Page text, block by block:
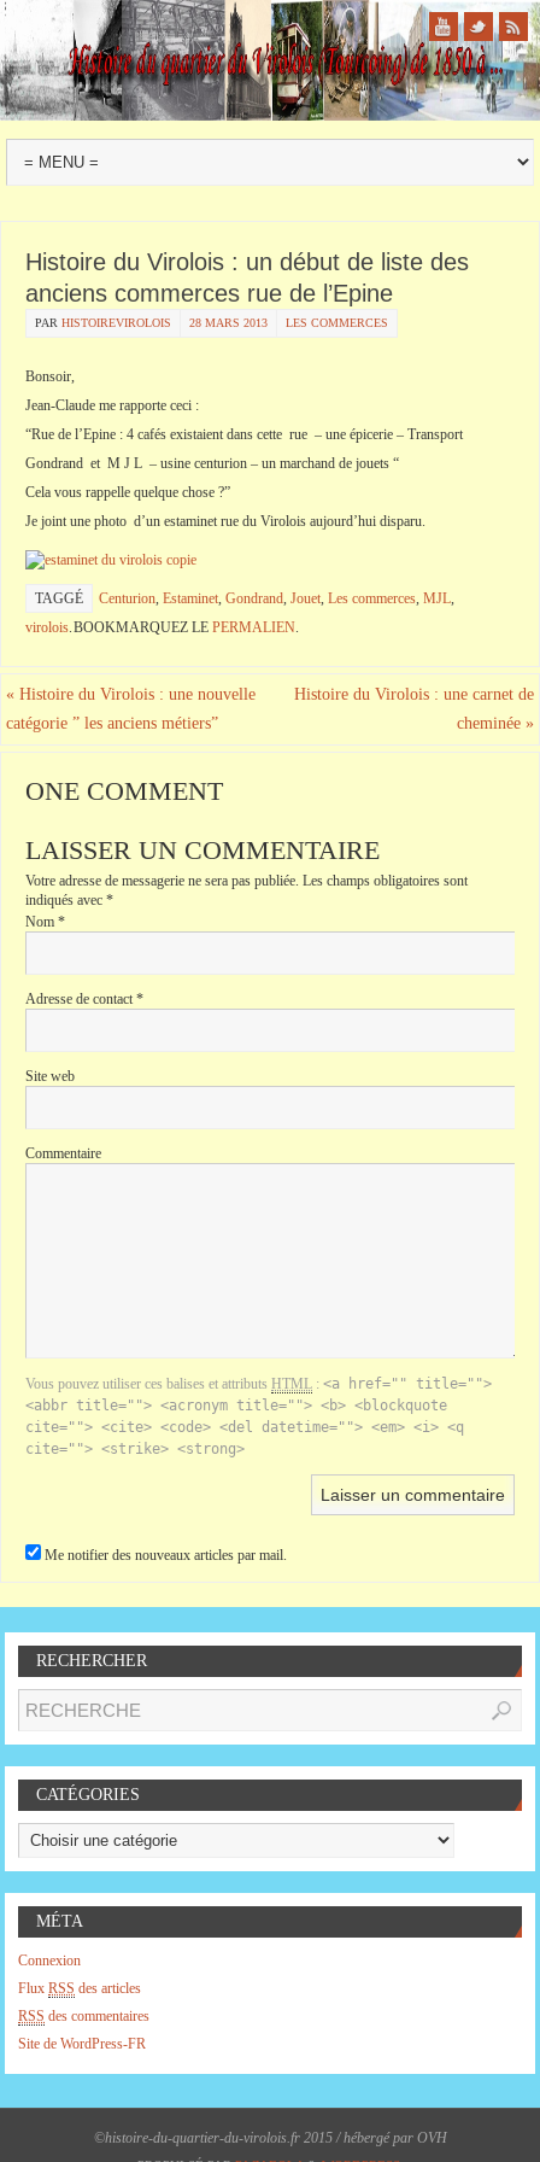
Histoire du Virolois : un début de liste des
anciens commerces rue de l’Epine
PAR HISTOIREVIROLOIS 28 MARS 2013 LES COMMERCES
Bonsoir,
Jean-Claude me rapporte ceci :
“Rue de l’Epine : 4 cafés existaient dans cette rue – une épicerie – Transport
Gondrand et M J L – usine centurion – un marchand de jouets “
Cela vous rappelle quelque chose ?”
Je joint une photo d’un estaminet rue du Virolois aujourd’hui disparu.
TAGGÉ Centurion, Estaminet, Gondrand, Jouet, Les commerces, MJL,
virolois.BOOKMARQUEZ LE PERMALIEN.
« Histoire du Virolois : une nouvelle
catégorie ” les anciens métiers”
Histoire du Virolois : une carnet de
cheminée »
ONE COMMENT
LAISSER UN COMMENTAIRE
Votre adresse de messagerie ne sera pas publiée. Les champs obligatoires sont
indiqués avec *
Nom *
Adresse de contact *
Site web
Commentaire
Vous pouvez utiliser ces balises et attributs HTML : <a href="" title="">
<abbr title=""> <acronym title=""> <b> <blockquote
cite=""> <cite> <code> <del datetime=""> <em> <i> <q
cite=""> <strike> <strong>
Me notifier des nouveaux articles par mail.
RECHERCHER
CATÉGORIES
MÉTA
Connexion
FluxRSS des articles
RSS des commentaires
Site de WordPress-FR
©histoire-du-quartier-du-virolois.fr 2015 / hébergé par OVH